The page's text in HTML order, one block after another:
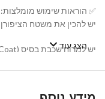
✅ הוראות שימוש מומלצות:
יש להכין את משטח הציפורן
יש למרוח שכבת בסיס (Base Coat) איכותית ולייבש במנורת UV/LED.
הצג עוד